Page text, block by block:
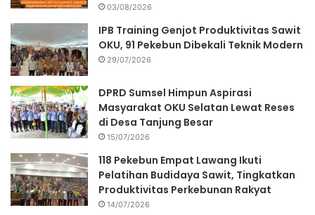
03/08/2026
IPB Training Genjot Produktivitas Sawit
OKU, 91 Pekebun Dibekali Teknik Modern
29/07/2026
DPRD Sumsel Himpun Aspirasi
Masyarakat OKU Selatan Lewat Reses
di Desa Tanjung Besar
15/07/2026
118 Pekebun Empat Lawang Ikuti
Pelatihan Budidaya Sawit, Tingkatkan
Produktivitas Perkebunan Rakyat
14/07/2026